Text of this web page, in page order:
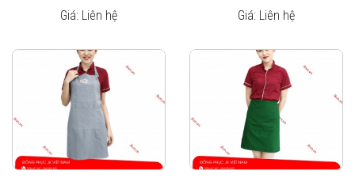
Giá: Liên hệ
Giá: Liên hệ